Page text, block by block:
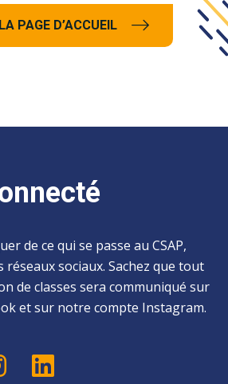
PAGE D’ACCUEIL
de ce qui se passe au CSAP,
sociaux. Sachez que tout
de classes sera communiqué sur
et sur notre compte Instagram.